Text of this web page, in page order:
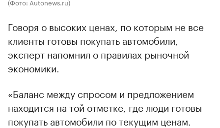
Говоря о высоких ценах, по которым не все
клиенты готовы покупать автомобили,
эксперт напомнил о правилах рыночной
экономики.
«Баланс между спросом и предложением
находится на той отметке, где люди готовы
покупать автомобили по текущим ценам.